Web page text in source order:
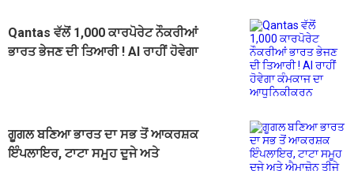
Qantas ਵੱਲੋਂ 1,000 ਕਾਰਪੋਰੇਟ ਨੌਕਰੀਆਂ
ਭਾਰਤ ਭੇਜਣ ਦੀ ਤਿਆਰੀ ! AI ਰਾਹੀਂ ਹੋਵੇਗਾ
ਗੂਗਲ ਬਣਿਆ ਭਾਰਤ ਦਾ ਸਭ ਤੋਂ ਆਕਰਸ਼ਕ
ਇੰਪਲਾਇਰ, ਟਾਟਾ ਸਮੂਹ ਦੂਜੇ ਅਤੇ